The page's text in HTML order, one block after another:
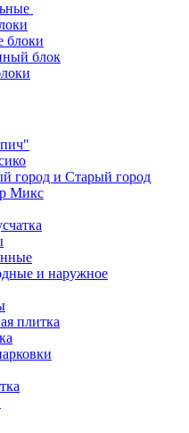
блоки
блок
город и Старый город
Микс
и наружное
плитка